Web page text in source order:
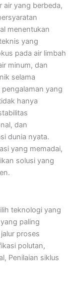
air yang berbeda,
menentukan
yang
pada air limbah
minum, dan
selama
yang
hanya
dan
dunia nyata.
yang memadai,
solusi yang
teknologi yang
paling
proses
polutan,
Penilaian siklus